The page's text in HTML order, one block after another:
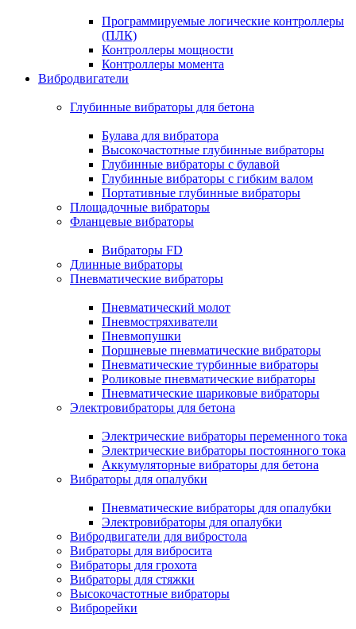
Программируемые логические контроллеры
(ПЛК)
Контроллеры мощности
Контроллеры момента
Вибродвигатели
Глубинные вибраторы для бетона
Булава для вибратора
Высокочастотные глубинные вибраторы
Глубинные вибраторы с булавой
Глубинные вибраторы с гибким валом
Портативные глубинные вибраторы
Площадочные вибраторы
Фланцевые вибраторы
Вибраторы FD
Длинные вибраторы
Пневматические вибраторы
Пневматический молот
Пневмостряхиватели
Пневмопушки
Поршневые пневматические вибраторы
Пневматические турбинные вибраторы
Роликовые пневматические вибраторы
Пневматические шариковые вибраторы
Электровибраторы для бетона
Электрические вибраторы переменного тока
Электрические вибраторы постоянного тока
Аккумуляторные вибраторы для бетона
Вибраторы для опалубки
Пневматические вибраторы для опалубки
Электровибраторы для опалубки
Вибродвигатели для вибростола
Вибраторы для вибросита
Вибраторы для грохота
Вибраторы для стяжки
Высокочастотные вибраторы
Виброрейки